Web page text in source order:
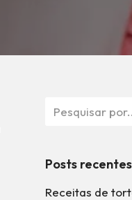
Posts recentes
Receitas de